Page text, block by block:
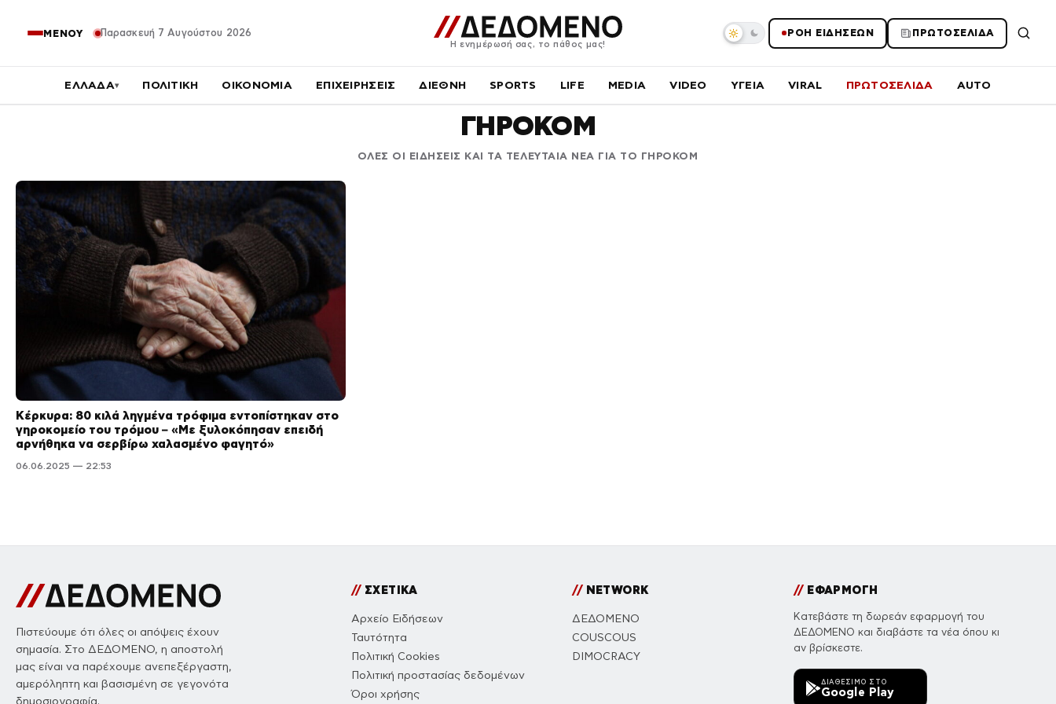
ΜΕΝΟΥ Παρασκευή 7 Αυγούστου 2026
Η ενημέρωσή σας, το πάθος μας!
ΡΟΗ ΕΙΔΗΣΕΩΝ ΠΡΩΤΟΣΕΛΙΔΑ
ΕΛΛΑΔΑ▾ ΠΟΛΙΤΙΚΗ ΟΙΚΟΝΟΜΙΑ ΕΠΙΧΕΙΡΗΣΕΙΣ ΔΙΕΘΝΗ SPORTS LIFE MEDIA VIDEO ΥΓΕΙΑ VIRAL ΠΡΩΤΟΣΕΛΙΔΑ AUTO
ΓΗΡΟΚΟΜ
ΟΛΕΣ ΟΙ ΕΙΔΗΣΕΙΣ ΚΑΙ ΤΑ ΤΕΛΕΥΤΑΙΑ ΝΕΑ ΓΙΑ ΤΟ ΓΗΡΟΚΟΜ
Κέρκυρα: 80 κιλά ληγμένα τρόφιμα εντοπίστηκαν στο
γηροκομείο του τρόμου – «Με ξυλοκόπησαν επειδή
αρνήθηκα να σερβίρω χαλασμένο φαγητό»
06.06.2025 — 22:53
Πιστεύουμε ότι όλες οι απόψεις έχουν
σημασία. Στο ΔΕΔΟΜΕΝΟ, η αποστολή
μας είναι να παρέχουμε ανεπεξέργαστη,
αμερόληπτη και βασισμένη σε γεγονότα
δημοσιογραφία.
//ΣΧΕΤΙΚΑ
Αρχείο Ειδήσεων
Ταυτότητα
Πολιτική Cookies
Πολιτική προστασίας δεδομένων
Όροι χρήσης
//NETWORK
ΔΕΔΟΜΕΝΟ
COUSCOUS
DIMOCRACY
//ΕΦΑΡΜΟΓΗ
Κατεβάστε τη δωρεάν εφαρμογή του
ΔΕΔΟΜΕΝΟ και διαβάστε τα νέα όπου κι
αν βρίσκεστε.
ΔΙΑΘΈΣΙΜΟ ΣΤΟ
Google Play